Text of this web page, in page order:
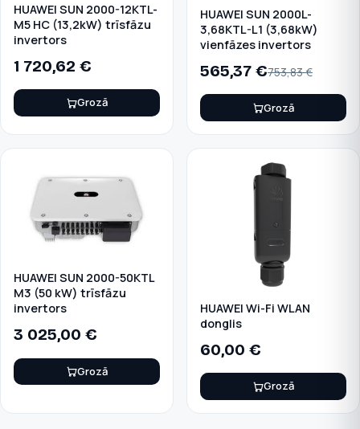
HUAWEI SUN 2000-12KTL-
M5 HC (13,2kW) trīsfāzu
invertors
1 720,62 €
Grozā
HUAWEI SUN 2000L-
3,68KTL-L1 (3,68kW)
vienfāzes invertors
565,37 €753,83€
Grozā
HUAWEI SUN 2000-50KTL
M3 (50 kW) trīsfāzu
invertors
3 025,00 €
Grozā
HUAWEI Wi-Fi WLAN
donglis
60,00 €
Grozā